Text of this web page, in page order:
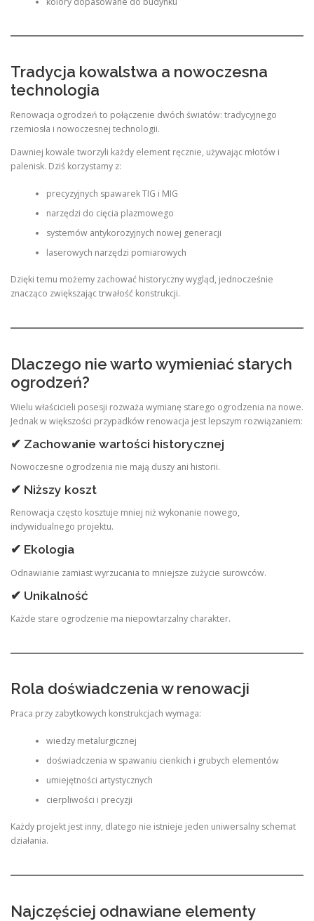
Tradycja kowalstwa a nowoczesna
technologia
Renowacja ogrodzeń to połączenie dwóch światów: tradycyjnego
rzemiosła i nowoczesnej technologii.
Dawniej kowale tworzyli każdy element ręcznie, używając młotów i
palenisk. Dziś korzystamy z:
precyzyjnych spawarek TIG i MIG
narzędzi do cięcia plazmowego
systemów antykorozyjnych nowej generacji
laserowych narzędzi pomiarowych
Dzięki temu możemy zachować historyczny wygląd, jednocześnie
znacząco zwiększając trwałość konstrukcji.
Dlaczego nie warto wymieniać starych
ogrodzeń?
Wielu właścicieli posesji rozważa wymianę starego ogrodzenia na nowe.
Jednak w większości przypadków renowacja jest lepszym rozwiązaniem:
✔ Zachowanie wartości historycznej
Nowoczesne ogrodzenia nie mają duszy ani historii.
✔ Niższy koszt
Renowacja często kosztuje mniej niż wykonanie nowego,
indywidualnego projektu.
✔ Ekologia
Odnawianie zamiast wyrzucania to mniejsze zużycie surowców.
✔ Unikalność
Każde stare ogrodzenie ma niepowtarzalny charakter.
Rola doświadczenia w renowacji
Praca przy zabytkowych konstrukcjach wymaga:
wiedzy metalurgicznej
doświadczenia w spawaniu cienkich i grubych elementów
umiejętności artystycznych
cierpliwości i precyzji
Każdy projekt jest inny, dlatego nie istnieje jeden uniwersalny schemat
działania.
Najczęściej odnawiane elementy